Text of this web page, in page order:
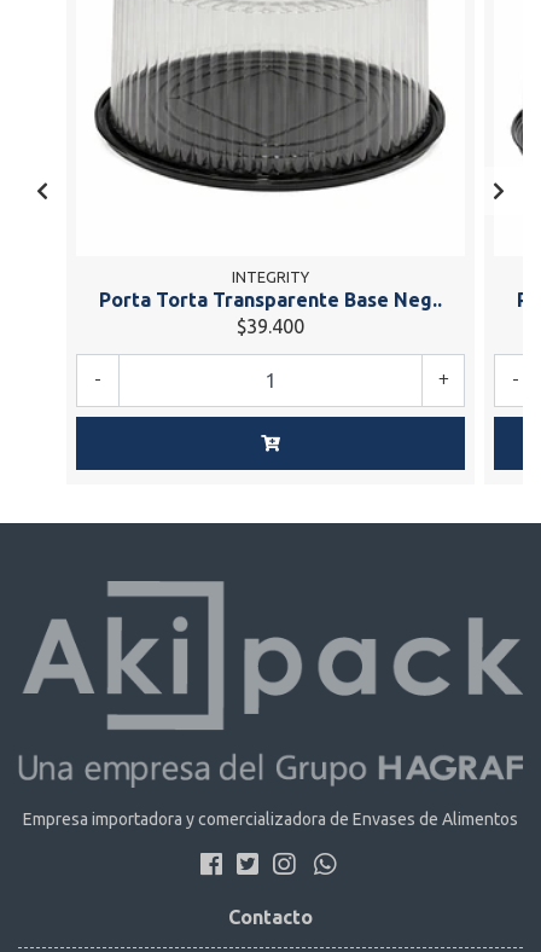
INTEGRITY
Porta Torta Transparente Base Neg..
$39.400
+
- -
Empresa importadora y comercializadora de Envases de Alimentos
Contacto